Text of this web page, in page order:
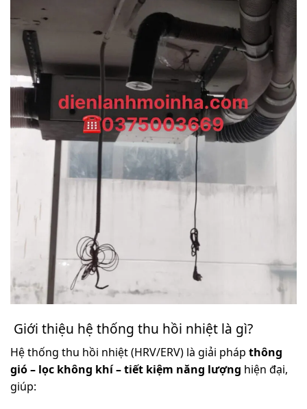
Giới thiệu hệ thống thu hồi nhiệt là gì?
Hệ thống thu hồi nhiệt (HRV/ERV) là giải pháp thông
gió – lọc không khí – tiết kiệm năng lượng hiện đại,
giúp: